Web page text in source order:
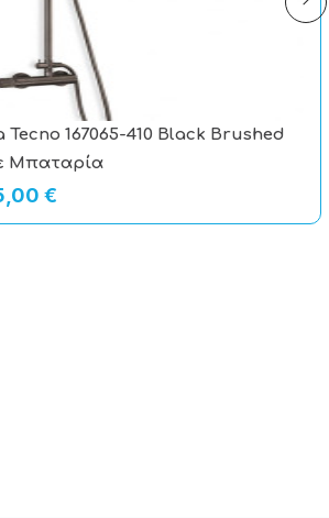
167065-410 Black Brushed
Μπαταρία
€